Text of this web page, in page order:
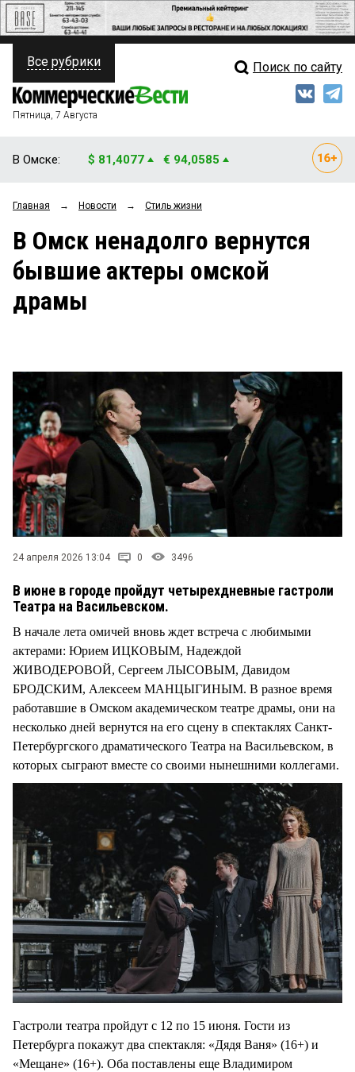
ПОЛИТИКА
ФИНАНСЫ
ОБЩЕСТВО
ЗАКОН
НОВОСТИ КОМПАНИЙ
Свежий выпуск
Рейтинги
Блоги
Все рубрики Поиск по сайту
Пятница, 7 Августа
В Омске: $ 81,4077 € 94,0585
Главная → Новости → Стиль жизни
В Омск ненадолго вернутся
бывшие актеры омской
драмы
24 апреля 2026 13:04 0 3496
В июне в городе пройдут четырехдневные гастроли
Театра на Васильевском.
В начале лета омичей вновь ждет встреча с любимыми
актерами: Юрием ИЦКОВЫМ, Надеждой
ЖИВОДЕРОВОЙ, Сергеем ЛЫСОВЫМ, Давидом
БРОДСКИМ, Алексеем МАНЦЫГИНЫМ. В разное время
работавшие в Омском академическом театре драмы, они на
несколько дней вернутся на его сцену в спектаклях Санкт-
Петербургского драматического Театра на Васильевском, в
которых сыграют вместе со своими нынешними коллегами.
Гастроли театра пройдут с 12 по 15 июня. Гости из
Петербурга покажут два спектакля: «Дядя Ваня» (16+) и
«Мещане» (16+). Оба поставлены еще Владимиром